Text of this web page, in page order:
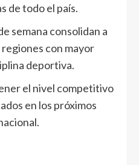
de todo el país.
semana consolidan a
regiones con mayor
deportiva.
el nivel competitivo
en los próximos